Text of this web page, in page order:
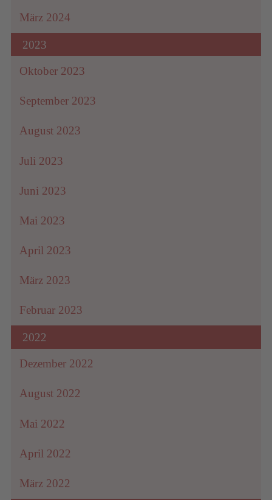
März 2024
2023
Oktober 2023
September 2023
August 2023
Juli 2023
Juni 2023
Mai 2023
April 2023
März 2023
Februar 2023
2022
Dezember 2022
August 2022
Mai 2022
April 2022
März 2022